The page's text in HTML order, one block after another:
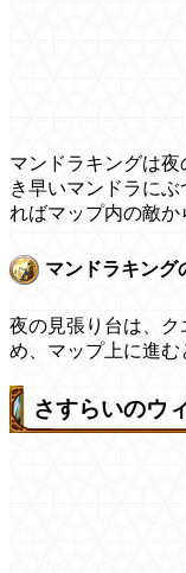
マンドラキングは
き早いマンドラに
ればマップ内の敵か
マンドラキング
夜の見張り台は、
め、マップ上に進む
さすらいのウ